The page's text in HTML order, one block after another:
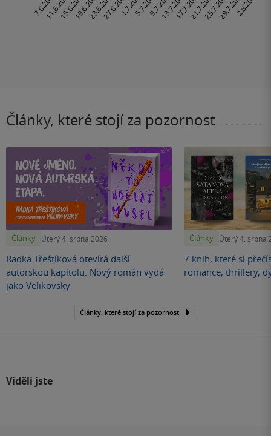
Články, které stojí za pozornost
Články Úterý 4. srpna 2026
Radka Třeštíková otevírá další
autorskou kapitolu. Nový román vydá
jako Velikovsky
Články Úterý 4. srpna
7 knih, které si
romance, thrillery,
Články, které stojí za pozornost
Viděli jste